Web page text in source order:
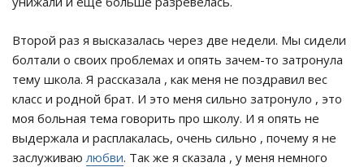
Второй раз я высказалась через две недели. Мы сидели
болтали о своих проблемах и опять зачем-то затронула
тему школа. Я рассказала , как меня не поздравил вес
класс и родной брат. И это меня сильно затронуло , это
моя больная тема говорить про школу. И я опять не
выдержала и расплакалась, очень сильно , почему я не
заслуживаюлюбви. Так же я сказала , у меня немного